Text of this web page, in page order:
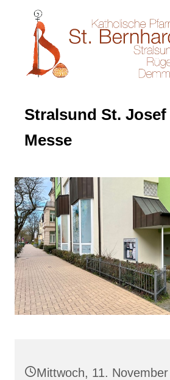
Stralsund St. Josef
Messe
Mittwoch, 11.